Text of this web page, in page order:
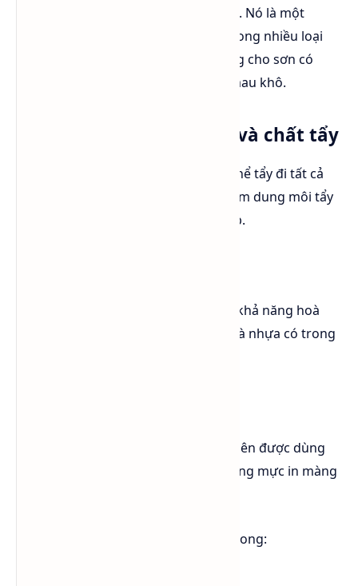
nhiên, nhựa tổng hợp và cao su. Nó là một
thành phần của hệ dung môi trong nhiều loại
sơn và men. Nó cũng được dùng cho sơn có
chất rắn cao, độ nhớt thấp và mau khô.
b. Dung môi tẩy dầu mỡ và chất tẩy
M.E.K là chất tẩy rất tốt, nó có thể tẩy đi tất cả
dầu, mỡ. Nó cũng được dùng làm dung môi tẩy
cho nhiều nhà máy công nghiệp.
M.E.K có tốc độ bay hơi nhanh, khả năng hoà
tan mạnh nhiều loại polymers và nhựa có trong
M.E.K có khả năng hoà tan tốt nên được dùng
trong mực in, đặc biệt dùng trong mực in màng
Ngoài ra M.E.K được dùng rộng rãi trong: